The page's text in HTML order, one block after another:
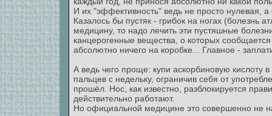
И их "эффективность" ведь не просто нулевая,
Казалось бы пустяк - грибок на ногах (болезнь
медицину, то надо лечить эти пустяшные
канцерогенные вещества, о которых
абсолютно ничего на коробке... Главное -
А ведь чего проще: купи аскорбиновую
пальцев с недельку, ограничив себя от
прошёл. Нос, как известно, разблокируется
действительно работают.
Но официальной медицине это совершенно не